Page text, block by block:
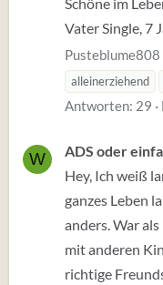
Vater Single, 7
Pusteblume808
alleinerziehend
Antworten: 29
W
ADS oder
Hey, Ich weiß
ganzes Leben
anders. War
mit anderen
richtige